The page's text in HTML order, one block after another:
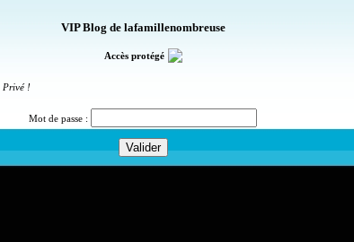
VIP Blog de lafamillenombreuse
Accès protégé
Privé !
Mot de passe :